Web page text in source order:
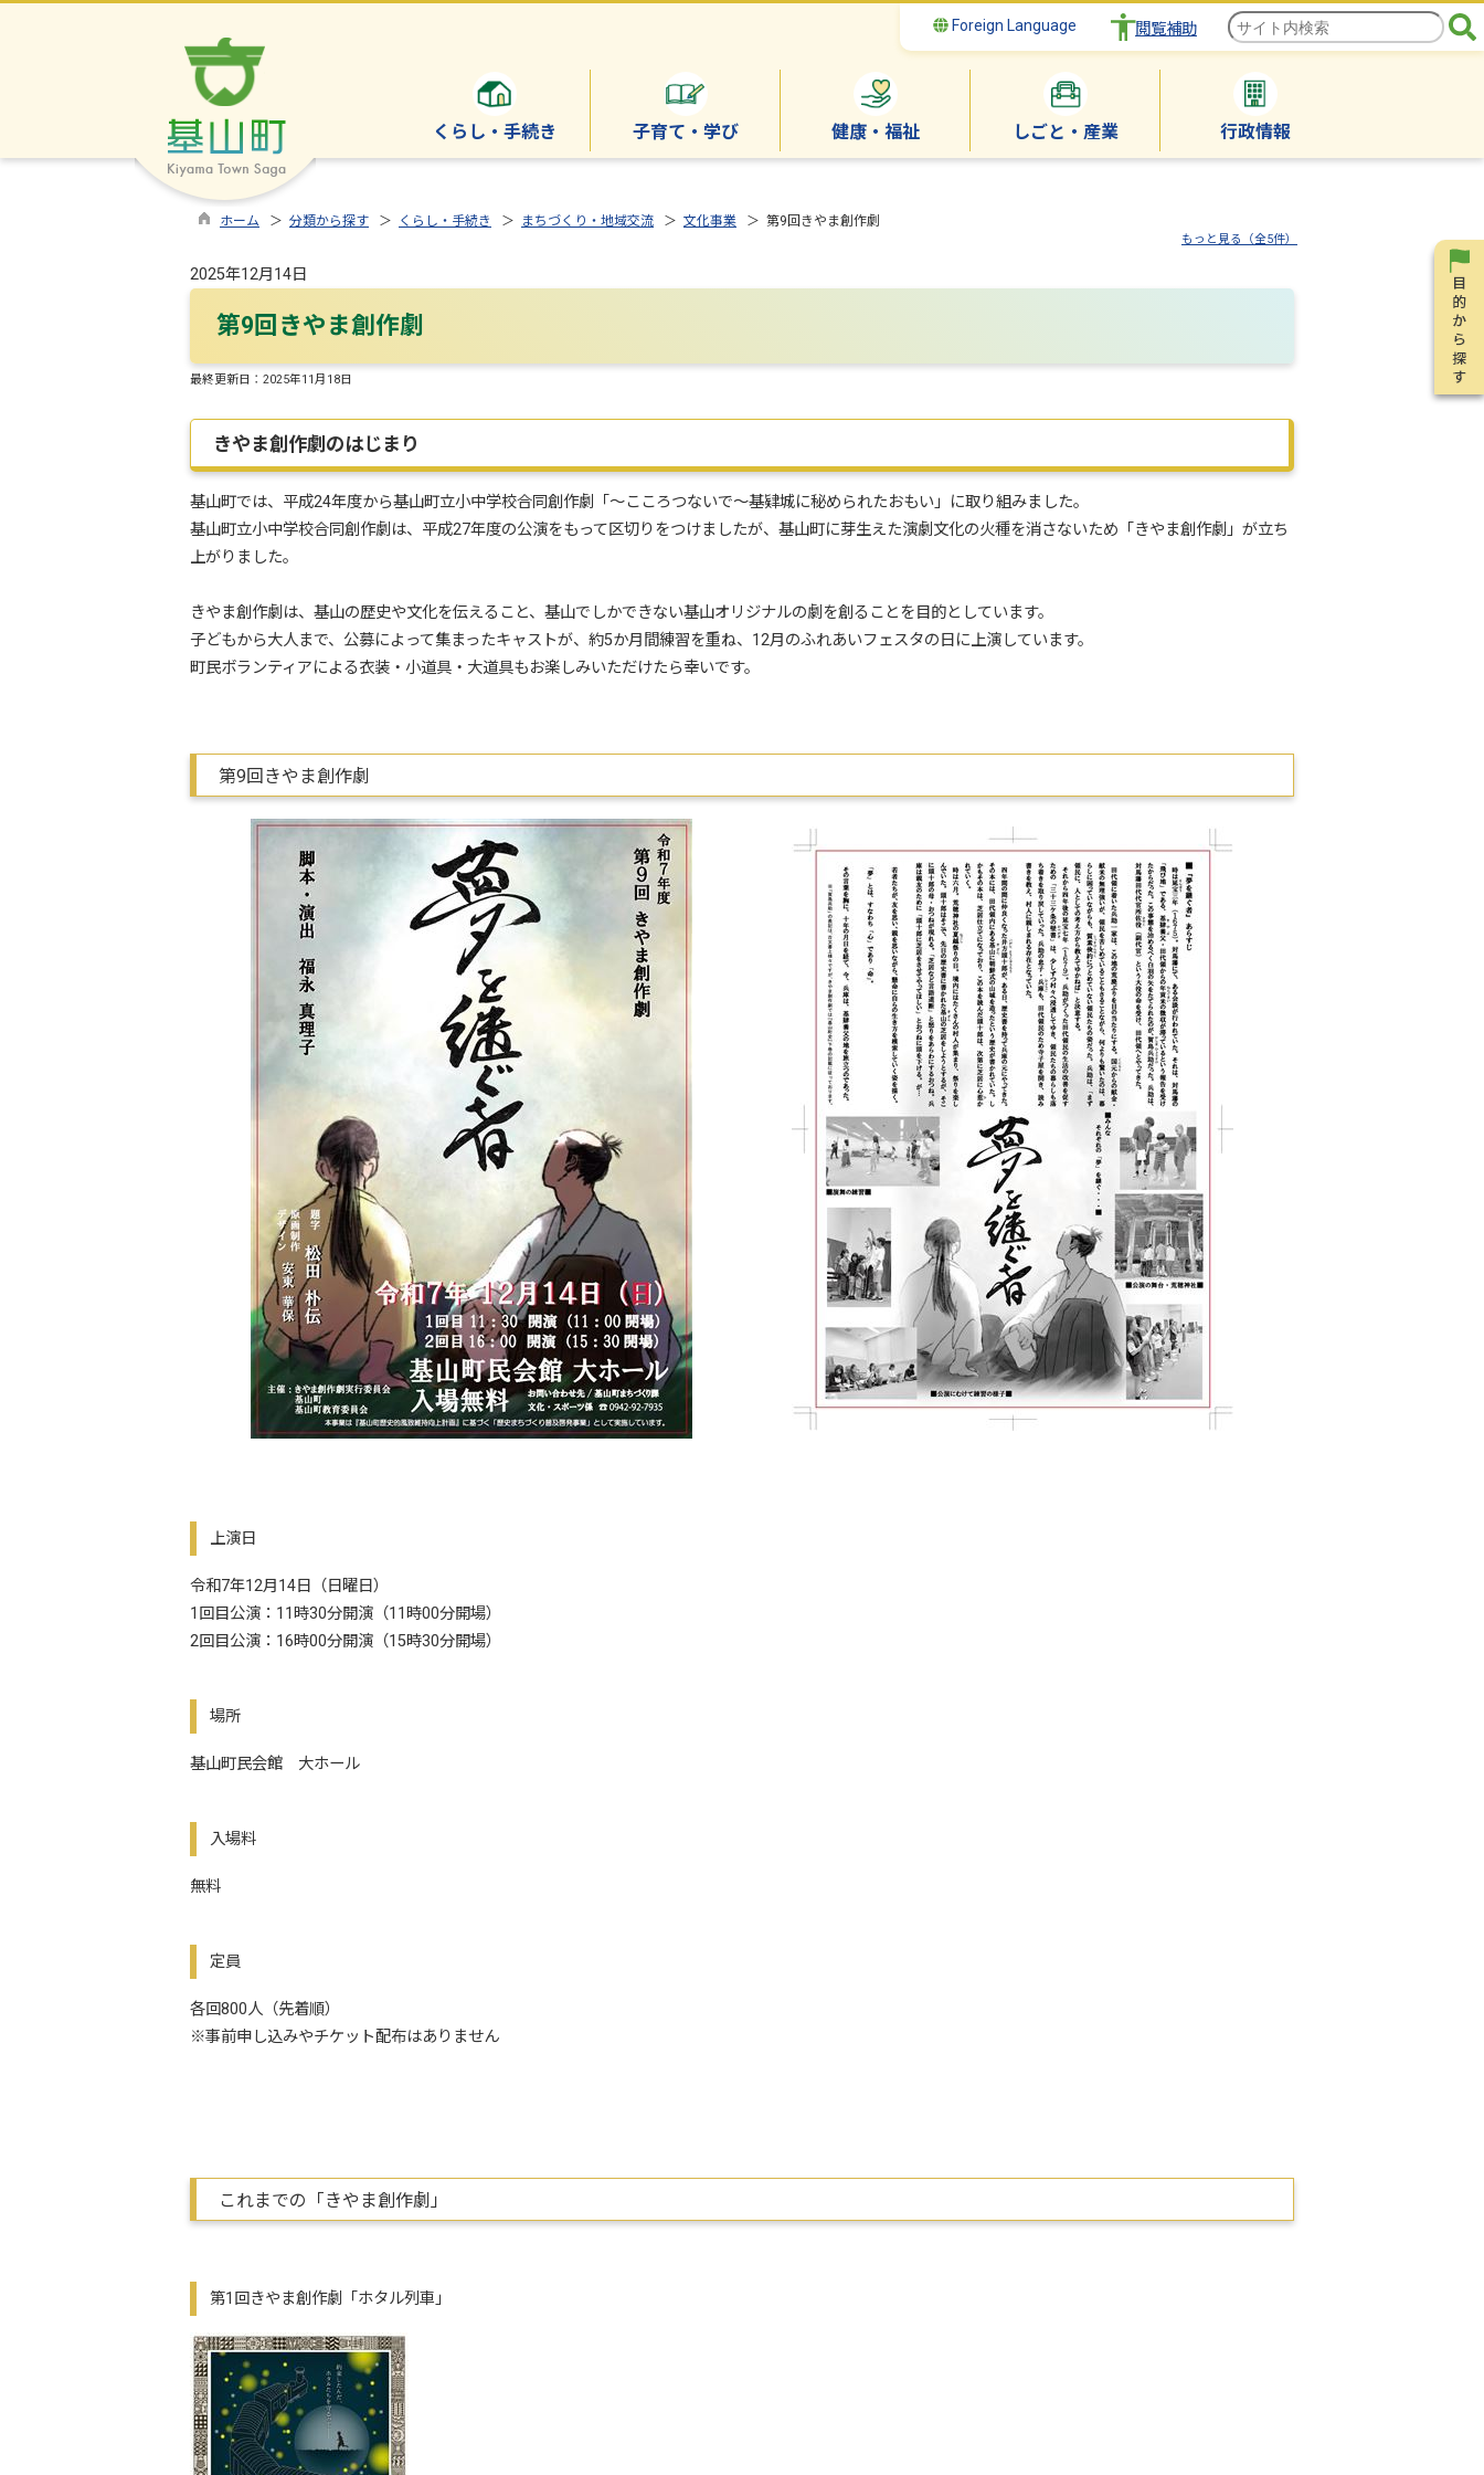
Foreign Language 閲覧補助
くらし・手続き 子育て・学び 健康・福祉 しごと・産業 行政情報
ホーム ＞ 分類から探す ＞ くらし・手続き ＞ まちづくり・地域交流 ＞ 文化事業 ＞ 第9回きやま創作劇
もっと見る（全5件）
2025年12月14日
第9回きやま創作劇
最終更新日： 2025年11月18日
きやま創作劇のはじまり
基山町では、平成24年度から基山町立小中学校合同創作劇「～こころつないで～基肄城に秘められたおもい」に取り組みました。
基山町立小中学校合同創作劇は、平成27年度の公演をもって区切りをつけましたが、基山町に芽生えた演劇文化の火種を消さないため「きやま創作劇」が立ち
上がりました。
きやま創作劇は、基山の歴史や文化を伝えること、基山でしかできない基山オリジナルの劇を創ることを目的としています。
子どもから大人まで、公募によって集まったキャストが、約5か月間練習を重ね、12月のふれあいフェスタの日に上演しています。
町民ボランティアによる衣装・小道具・大道具もお楽しみいただけたら幸いです。
第9回きやま創作劇
上演日
令和7年12月14日（日曜日）
1回目公演：11時30分開演（11時00分開場）
2回目公演：16時00分開演（15時30分開場）
場所
基山町民会館 大ホール
入場料
無料
定員
各回800人（先着順）
※事前申し込みやチケット配布はありません
これまでの「きやま創作劇」
第1回きやま創作劇「ホタル列車」